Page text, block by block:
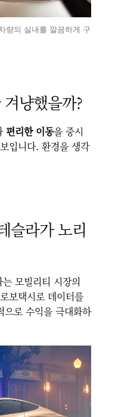
량의 실내를 깔끔하게 구
냥했을까?
편리한 이동을 중시
입니다. 환경을 생각
슬라가 노리
모빌리티 시장의
보택시로 데이터를
로 수익을 극대화하